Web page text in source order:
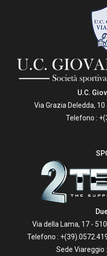
Allenatore: Roberto
U.C.
Via Grazia Deledda,
Telefono :
Via della Lama, 17 -
Telefono :
Sede Viareggio :